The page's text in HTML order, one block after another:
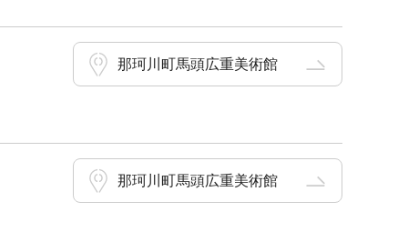
那珂川町馬頭広重美術館
那珂川町馬頭広重美術館